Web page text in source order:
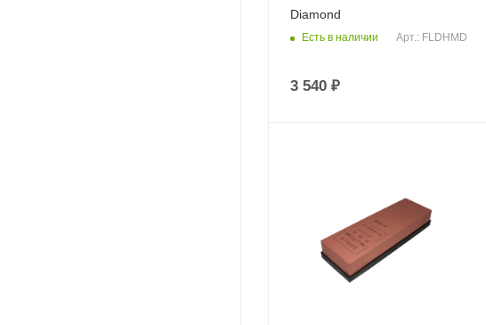
Diamond
Есть в наличии Арт.: FLDHMD
3 540 ₽